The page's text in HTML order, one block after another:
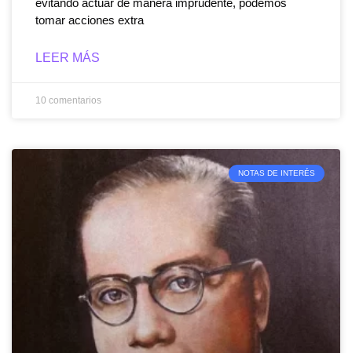
evitando actuar de manera imprudente, podemos
tomar acciones extra
LEER MÁS
10 comentarios
NOTAS DE INTERÉS